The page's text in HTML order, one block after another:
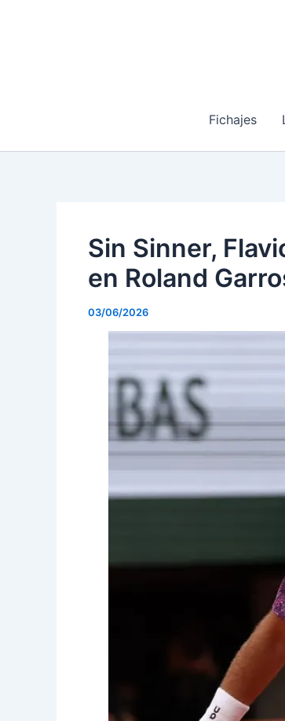
Fichajes
Sin Sinner,
en Roland
03/06/2026